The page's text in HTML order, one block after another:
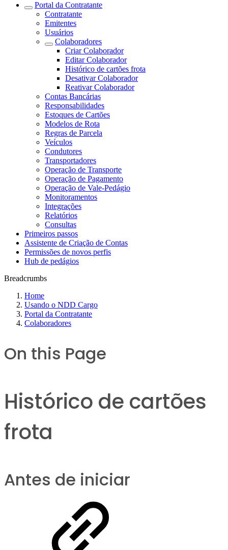
Portal da Contratante
Contratante
Emitentes
Usuários
Colaboradores
Criar Colaborador
Editar Colaborador
Histórico de cartões frota
Desativar Colaborador
Reativar Colaborador
Contas Bancárias
Responsabilidades
Estoques de Cartões
Modelos de Rota
Regras de Parcela
Veículos
Condutores
Transportadores
Operação de Transporte
Operação de Pagamento
Operação de Vale-Pedágio
Monitoramentos
Integrações
Relatórios
Consultas
Primeiros passos
Assistente de Criação de Contas
Permissões de novos perfis
Hub de pedágios
Breadcrumbs
Home
Usando o NDD Cargo
Portal da Contratante
Colaboradores
On this Page
Histórico de cartões
frota
Antes de iniciar